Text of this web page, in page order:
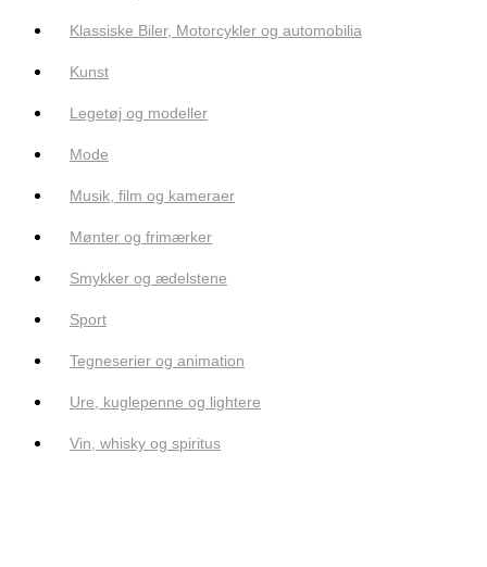
Klassiske Biler, Motorcykler og automobilia
Kunst
Legetøj og modeller
Mode
Musik, film og kameraer
Mønter og frimærker
Smykker og ædelstene
Sport
Tegneserier og animation
Ure, kuglepenne og lightere
Vin, whisky og spiritus